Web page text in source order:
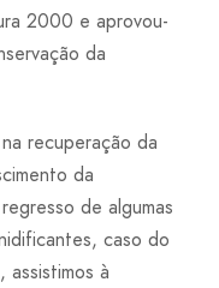
2000 e aprovou-
da
recuperação da
da
de algumas
caso do
assistimos à